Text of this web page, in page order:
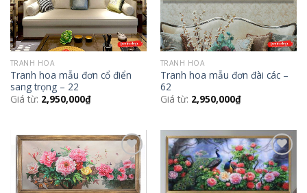
TRANH HOA
Tranh hoa mẫu đơn cổ điển
sang trọng – 22
Giá từ: 2,950,000₫
TRANH HOA
Tranh hoa mẫu đơn đài các –
62
Giá từ: 2,950,000₫
Add to
Wishlist
Add to
Wishlist